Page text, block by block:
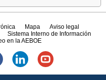
Mapa
Aviso legal
Sistema Interno de Información
en la AEBOE